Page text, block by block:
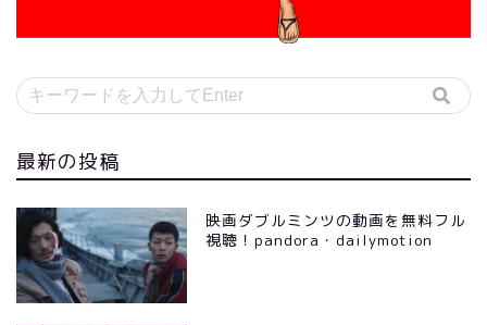
最新の投稿
映画ダブルミンツの動画を無料フル
視聴！pandora・dailymotion